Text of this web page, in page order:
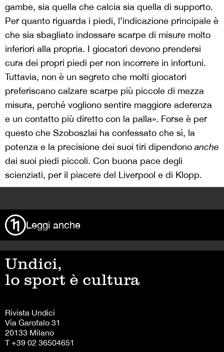
gambe, sia quella che calcia sia quella di supporto.
Per quanto riguarda i piedi, l’indicazione principale è
che sia sbagliato indossare scarpe di misure molto
inferiori alla propria. I giocatori devono prendersi
cura dei propri piedi per non incorrere in infortuni.
Tuttavia, non è un segreto che molti giocatori
preferiscano calzare scarpe più piccole di mezza
misura, perché vogliono sentire maggiore aderenza
e un contatto più diretto con la palla». Forse è per
questo che Szoboszlai ha confessato che sì, la
potenza e la precisione dei suoi tiri dipendonoanche
dai suoi piedi piccoli. Con buona pace degli
scienziati, per il piacere del Liverpool e di Klopp.
Leggi anche
Undici,
lo sport è cultura
Rivista Undici
Via Garofalo 31
20133 Milano
T +39 02 36504651